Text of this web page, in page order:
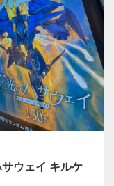
ウェイ キルケ